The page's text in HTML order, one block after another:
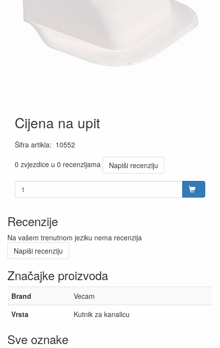
Cijena na upit
Šifra artikla: 10552
0 zvjezdice u 0 recenzijama
Napiši recenziju
Recenzije
Na vašem trenutnom jeziku nema recenzija
Napiši recenziju
Značajke proizvoda
Brand
Vecam
Vrsta
Kutnik za kanalicu
Sve oznake